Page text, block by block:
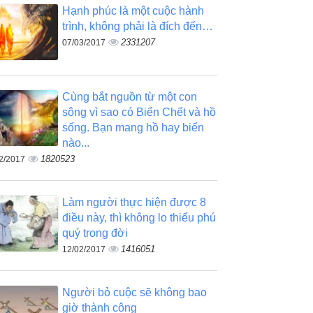
Hạnh phúc là một cuộc hành
trình, không phải là đích đến…
07/03/2017 2331207
Cùng bắt nguồn từ một con
sông vì sao có Biển Chết và hồ
sống. Bạn mang hồ hay biển
nào...
2017 1820523
Làm người thực hiện được 8
điều này, thì không lo thiếu phú
quý trong đời
12/02/2017 1416051
Người bỏ cuộc sẽ không bao
giờ thành công